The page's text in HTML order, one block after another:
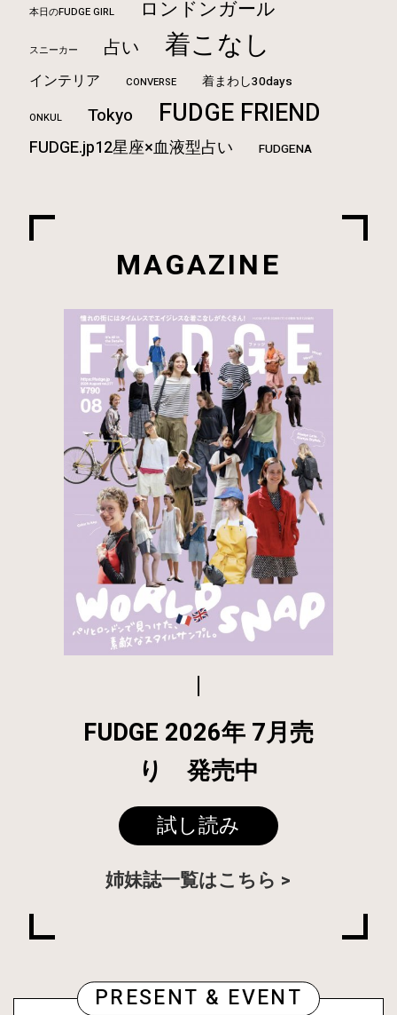
本日のFUDGE GIRL ロンドンガール
スニーカー 占い 着こなし
インテリア CONVERSE 着まわし30days
ONKUL Tokyo FUDGE FRIEND
FUDGE.jp12星座×血液型占い FUDGENA
MAGAZINE
FUDGE 2026年 7月売
り 発売中
試し読み
姉妹誌一覧はこちら
PRESENT & EVENT